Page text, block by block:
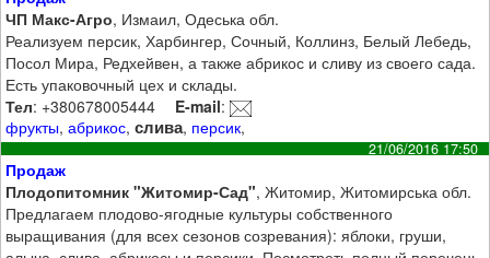
ЧП Макс-Агро, Измаил, Одеська обл.
Реализуем персик, Харбингер, Сочный, Коллинз, Белый Лебедь,
Посол Мира, Редхейвен, а также абрикос и сливу из своего сада.
Есть упаковочный цех и склады.
Тел: +380678005444 E-mail:
фрукты,абрикос,слива, персик,
21/06/2016 17:50
Продаж
Плодопитомник "Житомир-Сад", Житомир, Житомирська обл.
Предлагаем плодово-ягодные культуры собственного
выращивания (для всех сезонов созревания): яблоки, груши,